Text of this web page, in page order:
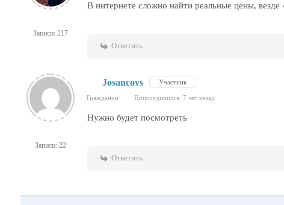
Записи: 217
В интернете сложно найти реальные цены, везде
Ответить
Записи: 22
Josancovs Участник
Гражданин Присоединился: 7 лет назад
Нужно будет посмотреть
Ответить